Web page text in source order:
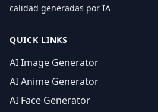
calidad generadas por IA
QUICK LINKS
AI Image Generator
AI Anime Generator
AI Face Generator